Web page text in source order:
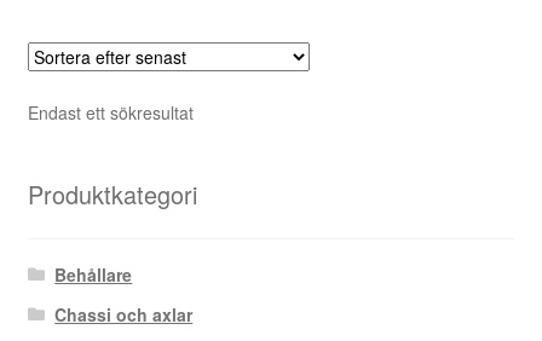
Endast ett sökresultat
Produktkategori
Behållare
Chassi och axlar